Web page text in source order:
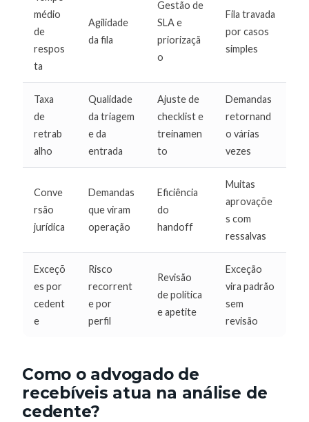
médio
de
respos
ta
Agilidade
da fila
Gestão de
SLA e
priorizaçã
o
Fila travada
por casos
simples
Taxa
de
retrab
alho
Qualidade
da triagem
e da
entrada
Ajuste de
checklist e
treinamen
to
Demandas
retornand
o várias
vezes
Conve
rsão
jurídica
Demandas
que viram
operação
Eficiência
do
handoff
Muitas
aprovaçõe
s com
ressalvas
Exceçõ
es por
cedent
e
Risco
recorrent
e por
perfil
Revisão
de política
e apetite
Exceção
vira padrão
sem
revisão
Como o advogado de
recebíveis atua na análise de
cedente?